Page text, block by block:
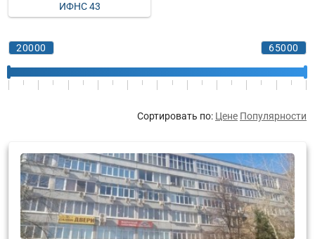
ИФНС 43
Сортировать по: Цене Популярности